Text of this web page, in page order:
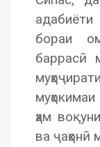
бораи
баррасӣ
ҳам
ва